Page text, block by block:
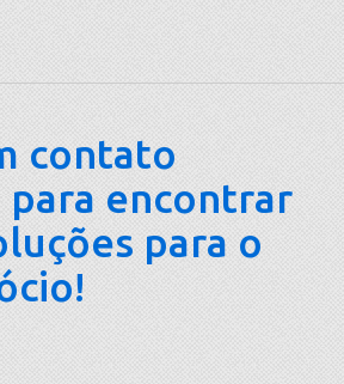
contato
para encontrar
para o